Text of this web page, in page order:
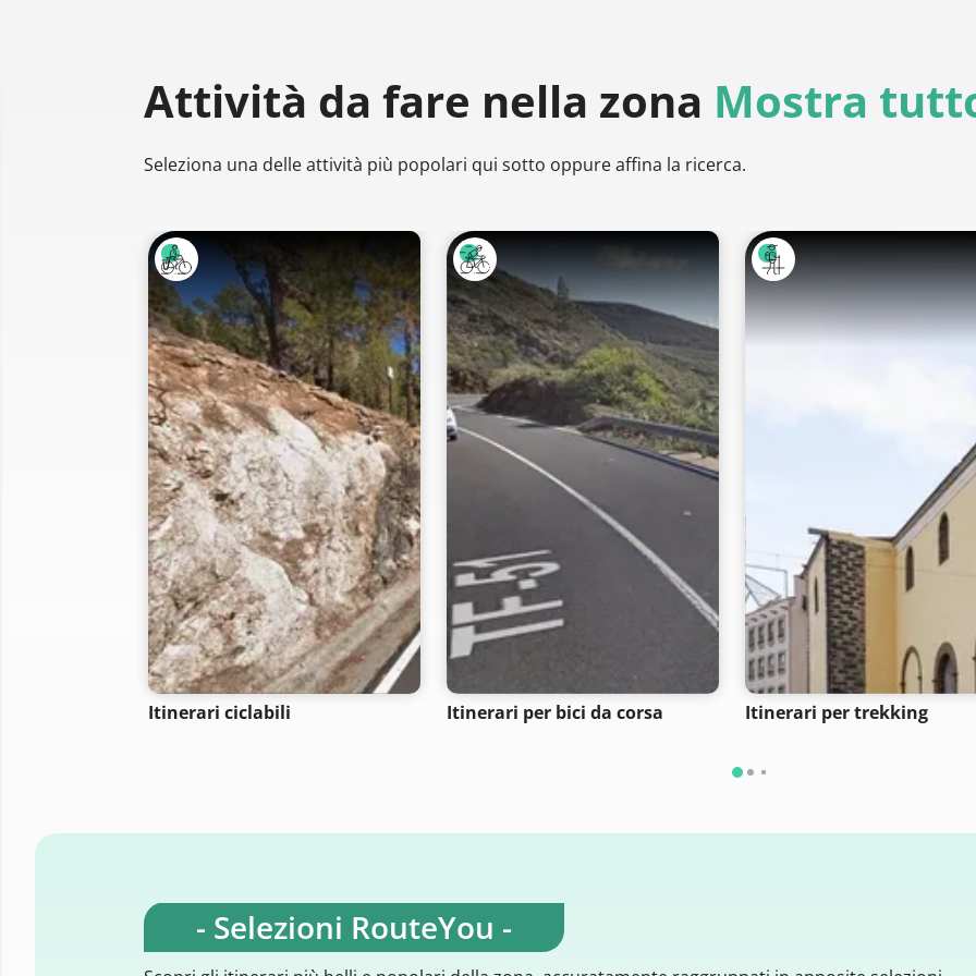
Attività da fare nella zona Mostra
Seleziona una delle attività più popolari qui sotto oppure affina la ricerca.
Itinerari ciclabili Itinerari per bici da corsa Itinerari per trekking
- Selezioni RouteYou -